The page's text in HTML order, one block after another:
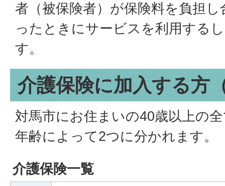
者（被保険者）が保険料を負担
ったときにサービスを利用する
す。
介護保険に加入する方
対馬市にお住まいの40歳以上の
年齢によって2つに分かれます。
介護保険一覧